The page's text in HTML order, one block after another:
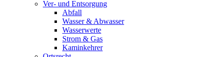
Ver- und Entsorgung
Abfall
Wasser & Abwasser
Wasserwerte
Strom & Gas
Kaminkehrer